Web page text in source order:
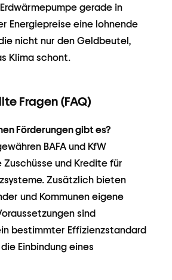
gerade in
Energiepreise eine lohnende
nicht nur den Geldbeutel,
Klima schont.
Fragen (FAQ)
Förderungen gibt es?
BAFA und KfW
und Kredite für
Zusätzlich bieten
und Kommunen eigene
sind
bestimmter Effizienzstandard
Einbindung eines